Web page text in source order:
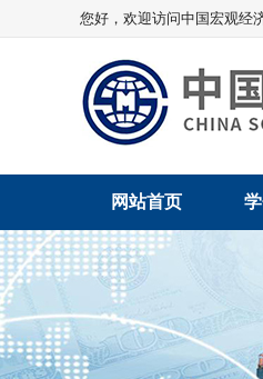
您好，欢迎访问中国宏观经
网站首页